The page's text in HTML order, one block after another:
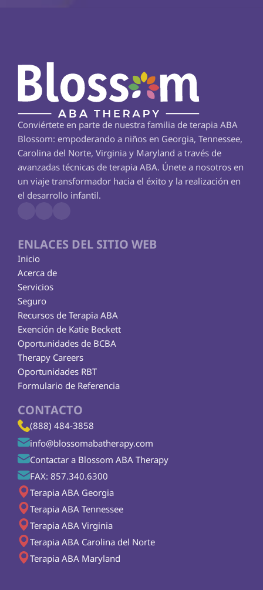
Conviértete en parte de nuestra familia de terapia ABA
Blossom: empoderando a niños en Georgia, Tennessee,
Carolina del Norte, Virginia y Maryland a través de
avanzadas técnicas de terapia ABA. Únete a nosotros en
un viaje transformador hacia el éxito y la realización en
el desarrollo infantil.
ENLACES DEL SITIO WEB
Inicio
Acerca de
Servicios
Seguro
Exención de Katie Beckett
Recursos de Terapia ABA
Therapy Careers
Oportunidades de BCBA
Oportunidades RBT
Formulario de Referencia
CONTACTO
(888) 484-3858
info@blossomabatherapy.com
Contactar a Blossom ABA Therapy
FAX: 857.340.6300
Terapia ABA Georgia
Terapia ABA Tennessee
Terapia ABA Virginia
Terapia ABA Carolina del Norte
Terapia ABA Maryland